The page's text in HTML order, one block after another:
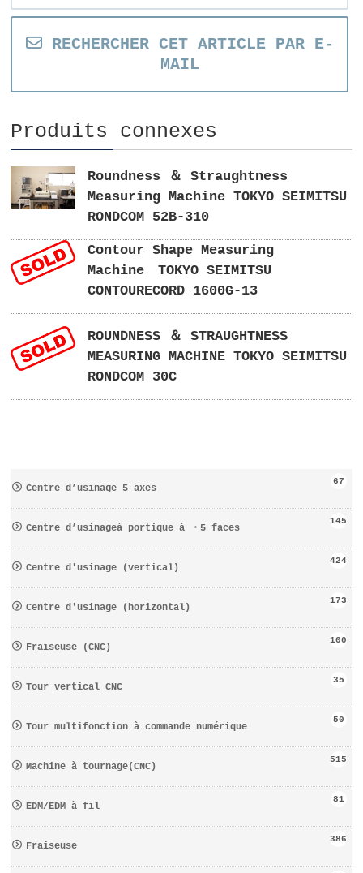
RECHERCHER CET ARTICLE PAR E-
MAIL
Produits connexes
Roundness ＆ Straughtness
Measuring Machine TOKYO SEIMITSU
RONDCOM 52B-310
Contour Shape Measuring
Machine TOKYO SEIMITSU
CONTOURECORD 1600G-13
ROUNDNESS ＆ STRAUGHTNESS
MEASURING MACHINE TOKYO SEIMITSU
RONDCOM 30C
Centre d’usinage 5 axes
67
Centre d’usinageà portique à ・5 faces
145
Centre d′usinage (vertical)
424
Centre d′usinage (horizontal)
173
Fraiseuse (CNC)
100
Tour vertical CNC
35
Tour multifonction à commande numérique
50
Machine à tournage(CNC)
515
EDM/EDM à fil
81
Fraiseuse
386